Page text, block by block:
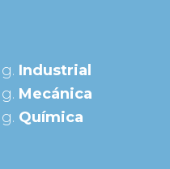
Industrial
Mecánica
Química